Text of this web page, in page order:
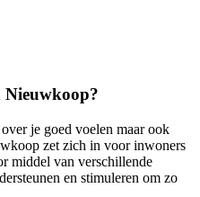
Nieuwkoop?
je goed voelen maar ook
zet zich in voor inwoners
middel van verschillende
en stimuleren om zo